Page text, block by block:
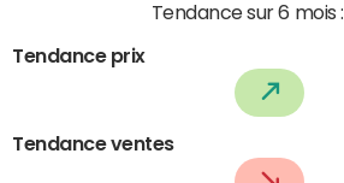
Tendance sur 6 mois :
Tendance prix
Tendance ventes